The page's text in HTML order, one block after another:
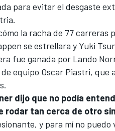
para evitar el desgaste
la racha de 77 carreras
se estrellara y Yuki
fue ganada por Lando
equipo Oscar Piastri, que
dijo que no podía
rodar tan cerca de otro
y para mí no